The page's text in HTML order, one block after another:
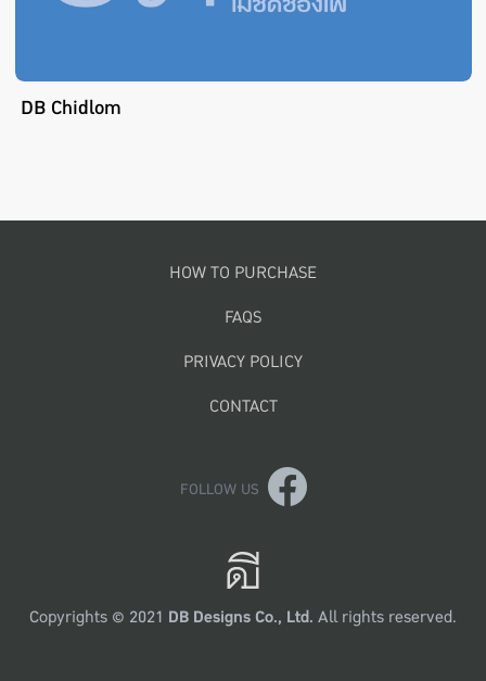
DB Chidlom
Footer menuHOW TO PURCHASE
FAQS
PRIVACY POLICY
CONTACT
FOLLOW US
Copyrights © 2021 DB Designs Co., Ltd. All rights reserved.